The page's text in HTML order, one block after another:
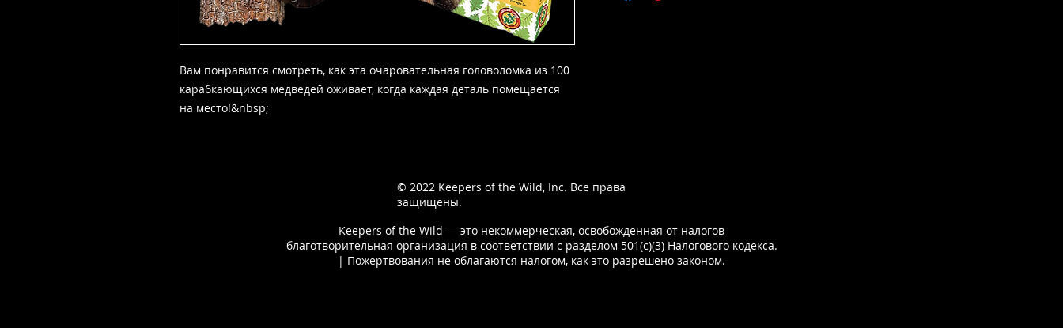
Вам понравится смотреть, как эта очаровательная головоломка из 100
карабкающихся медведей оживает, когда каждая деталь помещается
на место!&nbsp;
© 2022 Keepers of the Wild, Inc. Все права
защищены.
Keepers of the Wild — это некоммерческая, освобожденная от налогов
благотворительная организация в соответствии с разделом 501(c)(3) Налогового кодекса.
| Пожертвования не облагаются налогом, как это разрешено законом.